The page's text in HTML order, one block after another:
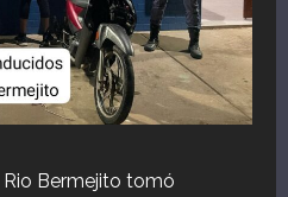
Rio Bermejito tomó